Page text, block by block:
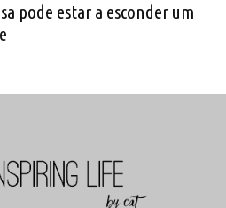
pode estar a esconder um